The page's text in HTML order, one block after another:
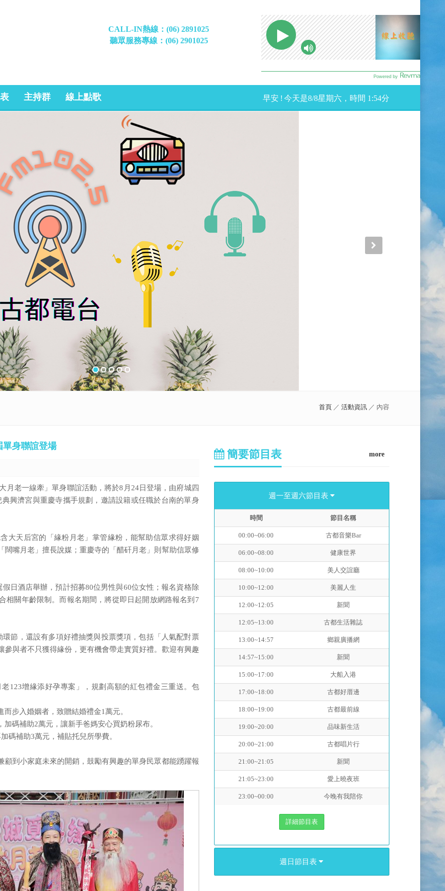
CALL-IN熱線：(06) 2891025
聽眾服務專線：(06) 2901025
主持群 早安 ! 今天是8/8星期六，時間 1:54分
線上點歌
首頁 ／ 活動資訊 ／ 內容
單身聯誼登場
月老一線牽」單身聯誼活動，將於8月24日登場，由府城四
興濟宮與重慶寺攜手規劃，邀請設籍或任職於台南的單身
大天后宮的「緣粉月老」掌管緣粉，能幫助信眾求得好姻
嘴月老」擅長說媒；重慶寺的「醋矸月老」則幫助信眾修
日酒店舉辦，預計招募80位男性與60位女性；報名資格除
相關年齡限制。而報名期間，將從即日起開放網路報名到7
節，還設有多項好禮抽獎與投票獎項，包括「人氣配對票
與者不只獲得緣份，更有機會帶走實質好禮。歡迎有興趣
123增緣添好孕專案」，規劃高額的紅包禮金三重送。包
步入婚姻者，致贈結婚禮金1萬元。
碼補助2萬元，讓新手爸媽安心買奶粉尿布。
碼補助3萬元，補貼托兒所學費。
到小家庭未來的開銷，鼓勵有興趣的單身民眾都能踴躍報
簡要節目表 more
週一至週六節目表
時間 節目名稱
00:00~06:00 古都音樂Bar
06:00~08:00 健康世界
08:00~10:00 美人交誼廳
10:00~12:00 美麗人生
12:00~12:05 新聞
12:05~13:00 古都生活雜誌
13:00~14:57 鄉親廣播網
14:57~15:00 新聞
15:00~17:00 大船入港
17:00~18:00 古都好厝邊
18:00~19:00 古都最前線
19:00~20:00 品味新生活
20:00~21:00 古都唱片行
21:00~21:05 新聞
21:05~23:00 愛上曉夜班
23:00~00:00 今晚有我陪你
詳細節目表
週日節目表